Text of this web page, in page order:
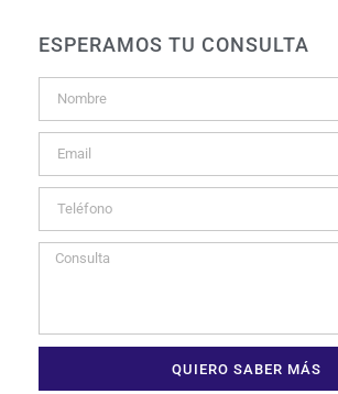
ESPERAMOS TU CONSULTA
QUIERO SABER MÁS